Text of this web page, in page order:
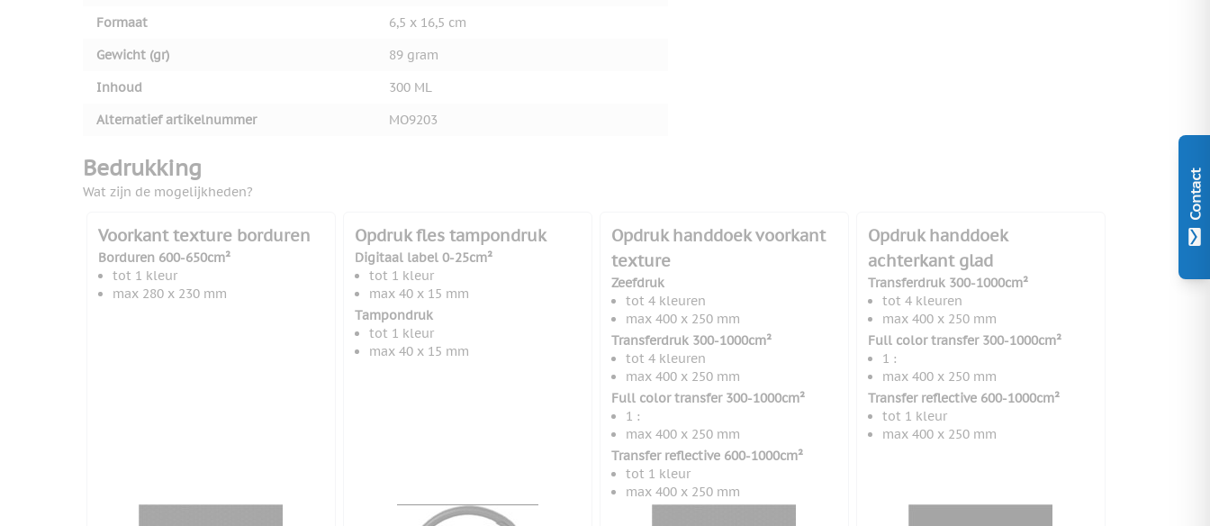
Contact
Formaat
6,5 x 16,5 cm
Gewicht (gr)
89 gram
Inhoud
300 ML
Alternatief artikelnummer
MO9203
Bedrukking
Wat zijn de mogelijkheden?
Voorkant texture borduren
Borduren 600-650cm²
tot 1 kleur
max 280 x 230 mm
Opdruk fles tampondruk
Digitaal label 0-25cm²
tot 1 kleur
max 40 x 15 mm
Tampondruk
tot 1 kleur
max 40 x 15 mm
Opdruk handdoek voorkant
texture
Zeefdruk
tot 4 kleuren
max 400 x 250 mm
Transferdruk 300-1000cm²
tot 4 kleuren
max 400 x 250 mm
Full color transfer 300-1000cm²
1 :
max 400 x 250 mm
Transfer reflective 600-1000cm²
tot 1 kleur
max 400 x 250 mm
Opdruk handdoek
achterkant glad
Transferdruk 300-1000cm²
tot 4 kleuren
max 400 x 250 mm
Full color transfer 300-1000cm²
1 :
max 400 x 250 mm
Transfer reflective 600-1000cm²
tot 1 kleur
max 400 x 250 mm